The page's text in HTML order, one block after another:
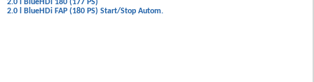
2.0 l BlueHDi 180 (177 PS)
2.0 l BlueHDi FAP (180 PS) Start/Stop Autom.